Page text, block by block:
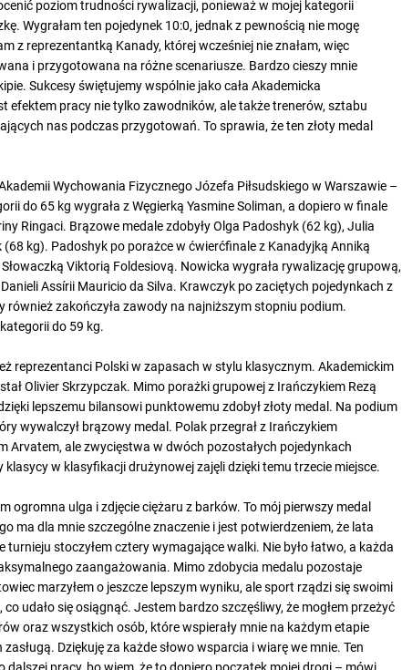
poziom trudności rywalizacji, ponieważ w mojej kategorii
Wygrałam ten pojedynek 10:0, jednak z pewnością nie mogę
z reprezentantką Kanady, której wcześniej nie znałam, więc
i przygotowana na różne scenariusze. Bardzo cieszy mnie
Sukcesy świętujemy wspólnie jako cała Akademicka
efektem pracy nie tylko zawodników, ale także trenerów, sztabu
nas podczas przygotowań. To sprawia, że ten złoty medal
Wychowania Fizycznego Józefa Piłsudskiego w Warszawie –
do 65 kg wygrała z Węgierką Yasmine Soliman, a dopiero w finale
Ringaci. Brązowe medale zdobyły Olga Padoshyk (62 kg), Julia
kg). Padoshyk po porażce w ćwierćfinale z Kanadyjką Anniką
Viktorią Foldesiovą. Nowicka wygrała rywalizację grupową,
Assírii Mauricio da Silva. Krawczyk po zaciętych pojedynkach z
również zakończyła zawody na najniższym stopniu podium.
do 59 kg.
reprezentanci Polski w zapasach w stylu klasycznym. Akademickim
Olivier Skrzypczak. Mimo porażki grupowej z Irańczykiem Rezą
lepszemu bilansowi punktowemu zdobył złoty medal. Na podium
wywalczył brązowy medal. Polak przegrał z Irańczykiem
Arvatem, ale zwycięstwa w dwóch pozostałych pojedynkach
klasycy w klasyfikacji drużynowej zajęli dzięki temu trzecie miejsce.
ogromna ulga i zdjęcie ciężaru z barków. To mój pierwszy medal
ma dla mnie szczególne znaczenie i jest potwierdzeniem, że lata
stoczyłem cztery wymagające walki. Nie było łatwo, a każda
zaangażowania. Mimo zdobycia medalu pozostaje
marzyłem o jeszcze lepszym wyniku, ale sport rządzi się swoimi
udało się osiągnąć. Jestem bardzo szczęśliwy, że mogłem przeżyć
oraz wszystkich osób, które wspierały mnie na każdym etapie
Dziękuję za każde słowo wsparcia i wiarę we mnie. Ten